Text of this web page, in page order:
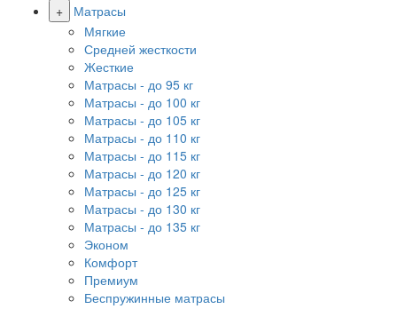
+
Матрасы
Мягкие
Средней жесткости
Жесткие
Матрасы - до 95 кг
Матрасы - до 100 кг
Матрасы - до 105 кг
Матрасы - до 110 кг
Матрасы - до 115 кг
Матрасы - до 120 кг
Матрасы - до 125 кг
Матрасы - до 130 кг
Матрасы - до 135 кг
Эконом
Комфорт
Премиум
Беспружинные матрасы